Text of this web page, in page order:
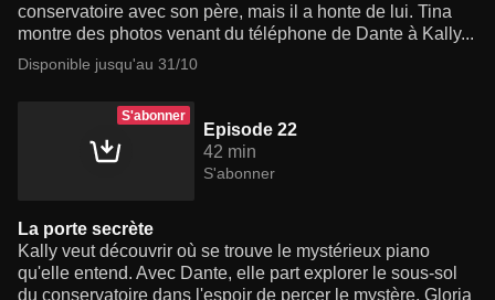
conservatoire avec son père, mais il a honte de lui. Tina
montre des photos venant du téléphone de Dante à Kally...
Disponible jusqu'au 31/10
S'abonner
Episode 22
42 min
S'abonner
La porte secrète
Kally veut découvrir où se trouve le mystérieux piano
qu'elle entend. Avec Dante, elle part explorer le sous-sol
du conservatoire dans l'espoir de percer le mystère. Gloria